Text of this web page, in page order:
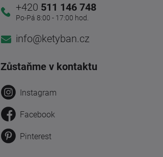
+420 511 146 748
Po-Pá 8:00 - 17:00 hod.
info@ketyban.cz
Zůstaňme v kontaktu
Instagram
Facebook
Pinterest